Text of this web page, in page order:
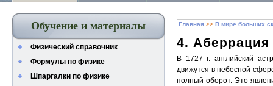
Обучение и материалы
Физический справочник
Формулы по физике
Шпаргалки по физике
Главная >> В мире больших
4. Аберрация
В 1727 г. английский
движутся в небесной
полный оборот. Это